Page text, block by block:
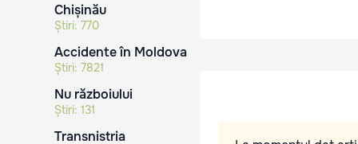
Chișinău
Știri: 770
Accidente în Moldova
Știri: 7821
Nu războiului
Știri: 131
Transnistria